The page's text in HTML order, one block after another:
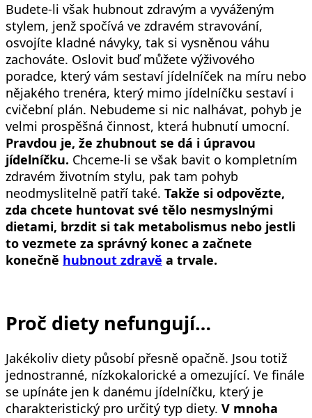
Budete-li však hubnout zdravým a vyváženým
stylem, jenž spočívá ve zdravém stravování,
osvojíte kladné návyky, tak si vysněnou váhu
zachováte. Oslovit buď můžete výživového
poradce, který vám sestaví jídelníček na míru nebo
nějakého trenéra, který mimo jídelníčku sestaví i
cvičební plán. Nebudeme si nic nalhávat, pohyb je
velmi prospěšná činnost, která hubnutí umocní.
Pravdou je, že zhubnout se dá i úpravou
jídelníčku. Chceme-li se však bavit o kompletním
zdravém životním stylu, pak tam pohyb
neodmyslitelně patří také. Takže si odpovězte,
zda chcete huntovat své tělo nesmyslnými
dietami, brzdit si tak metabolismus nebo jestli
to vezmete za správný konec a začnete
konečně hubnout zdravě a trvale.
Proč diety nefungují…
Jakékoliv diety působí přesně opačně. Jsou totiž
jednostranné, nízkokalorické a omezující. Ve finále
se upínáte jen k danému jídelníčku, který je
charakteristický pro určitý typ diety. V mnoha